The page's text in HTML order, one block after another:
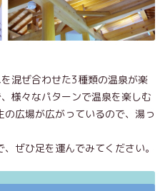
混ぜ合わせた3種類の温泉が楽
様々なパターンで温泉を楽しむ
広場が広がっているので、湯っ
ぜひ足を運んでみてください。